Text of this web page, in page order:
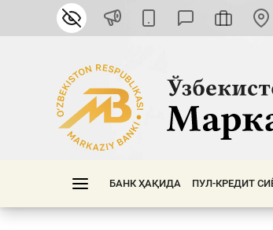
БАНК ҲАҚИДА ПУЛ-КРЕДИТ